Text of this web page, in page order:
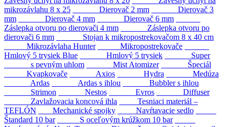
mikrozávlahu 8 x 25
Dierovač 2 mm
Dierovač 3
mm
Dierovač 4 mm
Dierovač 6 mm
Záslepka otvoru po dierovači 4 mm
Záslepka otvoru po
dierovači 6 mm
Stojan k mikropostrekovačom 8 x 40 cm
Mikrozávlaha Hunter
Mikropostrekovače
Hmlový 5 trysiek Blue
Hmlový 5 trysiek
Super
s pevným uhlom
Mist Atomizer
Špeciál
Kvapkovače
Axios Hydra
Medúza
Ardas
Ardas s ihlou
Bubbler s ihlou
Strimon
Nestos Evros
Diffuser
Zavlažovacia koncová ihla
Tesniaci materiál –
TEFLÓN
Mechanické spojky
Navŕtavacie sedlo
Štandard 10 bar
S oceľovým krúžkom 10 bar